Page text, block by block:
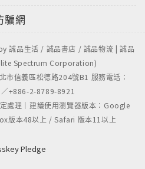
騙網
誠品生活 / 誠品書店 / 誠品物流 | 誠品
Spectrum Corporation)
市信義區松德路204號B1 服務電話：
+886-2-8789-8921
處理｜建議使用瀏覽器版本：Google
版本48以上 / Safari 版本11以上
Pledge